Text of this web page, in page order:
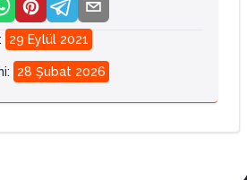
: 29 Eylül 2021
: 28 Şubat 2026